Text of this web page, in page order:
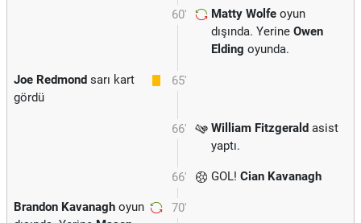
60' Matty Wolfe oyun
dışında. Yerine Owen
Elding oyunda.
65'
Joe Redmond sarı kart
gördü
66' William Fitzgerald asist
yaptı.
66' GOL! Cian Kavanagh
70'
Brandon Kavanagh oyun